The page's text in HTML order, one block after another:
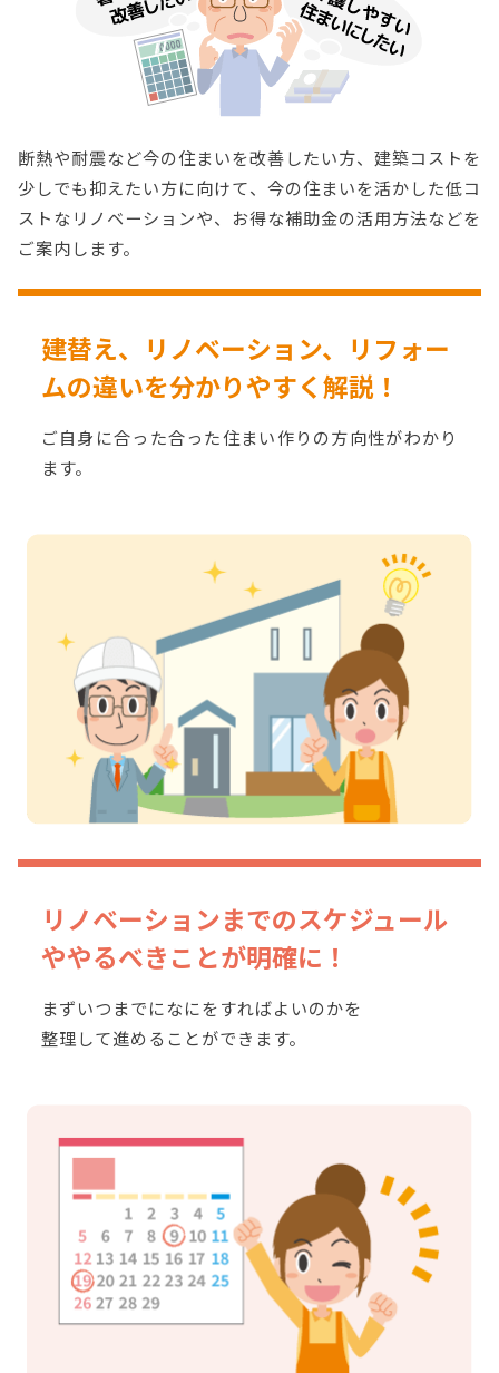
断熱や耐震など今の住まいを改善したい方、建築コストを
少しでも抑えたい方に向けて、今の住まいを活かした低コ
ストなリノベーションや、お得な補助金の活用方法などを
ご案内します。
建替え、リノベーション、リフォー
ムの違いを分かりやすく解説！
ご自身に合った合った住まい作りの方向性がわかり
ます。
リノベーションまでのスケジュール
ややるべきことが明確に！
まずいつまでになにをすればよいのかを
整理して進めることができます。